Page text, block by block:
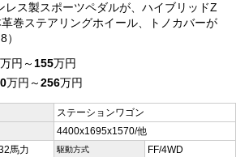
レス製スポーツペダルが、ハイブリッドZ
巻ステアリングホイール、トノカバーが
万円～155万円
万円～256万円
ステーションワゴン
4400x1695x1570/他
馬力 駆動方式 FF/4WD